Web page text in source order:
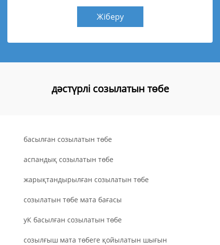
Жіберу
дәстүрлі созылатын төбе
басылған созылатын төбе
аспандық созылатын төбе
жарықтандырылған созылатын төбе
созылатын төбе мата бағасы
уК басылған созылатын төбе
созылғыш мата төбеге қойылатын шығын